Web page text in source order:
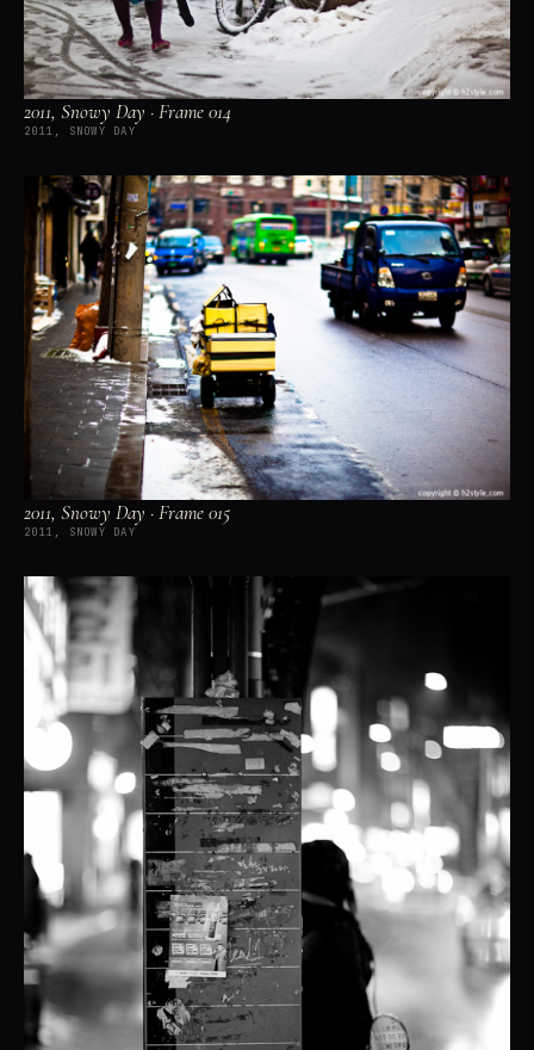
2011, Snowy Day · Frame 014
2011, SNOWY DAY
2011, Snowy Day · Frame 015
2011, SNOWY DAY